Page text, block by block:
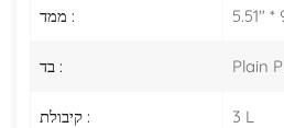
ממד : 5.51" *
בד : Plain
קיבולת : 3 L